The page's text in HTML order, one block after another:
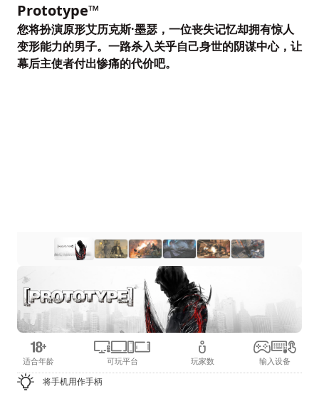
Prototype™
您将扮演原形艾历克斯·墨瑟，一位丧失记忆却拥有惊人
变形能力的男子。一路杀入关乎自己身世的阴谋中心，让
幕后主使者付出惨痛的代价吧。
适合年龄 可玩平台 玩家数 输入设备
将手机用作手柄